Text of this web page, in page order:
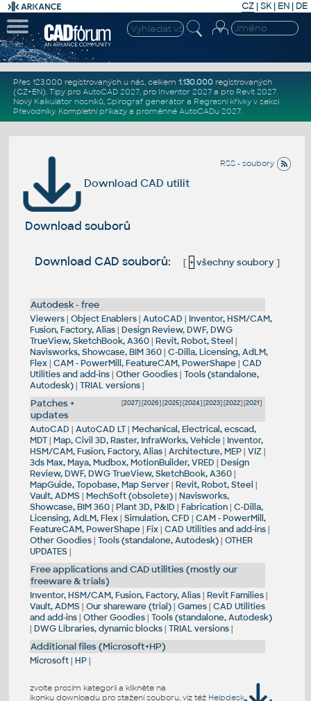
CZ | SK| EN | DE
Přes 123.000 registrovaných u nás, celkem 1.130.000registrovaných
(CZ+EN). Tipy pro AutoCAD 2027, pro Inventor 2027a pro Revit 2027.
Nový Kalkulátor nosníků, Spirograf generátor a Regresní křivkyv sekci
Převodníky. Kompletní příkazya proměnné AutoCADu 2027.
RSS - soubory
Download CAD utilit
Download souborů
Download CAD souborů: [ + všechny soubory]
Autodesk - free
Viewers| Object Enablers| AutoCAD | Inventor, HSM/CAM,
Fusion, Factory, Alias| Design Review, DWF, DWG
TrueView, SketchBook, A360| Revit, Robot, Steel |
Navisworks, Showcase, BIM 360| C-Dilla, Licensing, AdLM,
Flex| CAM - PowerMill, FeatureCAM, PowerShape| CAD
Utilities and add-ins| Other Goodies| Tools (standalone,
Autodesk)| TRIAL versions|
[2027] [2026] [2025] [2024] [2023] [2022] [2021]
Patches +
updates
AutoCAD | AutoCAD LT| Mechanical, Electrical, ecscad,
MDT| Map, Civil 3D, Raster, InfraWorks, Vehicle| Inventor,
HSM/CAM, Fusion, Factory, Alias| Architecture, MEP| VIZ|
3ds Max, Maya, Mudbox, MotionBuilder, VRED | Design
Review, DWF, DWG TrueView, SketchBook, A360|
MapGuide, Topobase, Map Server| Revit, Robot, Steel |
Vault, ADMS | MechSoft (obsolete)| Navisworks,
Showcase, BIM 360| Plant 3D, P&ID | Fabrication| C-Dilla,
Licensing, AdLM, Flex| Simulation, CFD | CAM - PowerMill,
FeatureCAM, PowerShape| Fix| CAD Utilities and add-ins|
Other Goodies| Tools (standalone, Autodesk)| OTHER
UPDATES |
Free applications and CAD utilities (mostly our
freeware & trials)
Inventor, HSM/CAM, Fusion, Factory, Alias| Revit Families|
Vault, ADMS | Our shareware (trial)| Games| CAD Utilities
and add-ins| Other Goodies| Tools (standalone, Autodesk)
| DWG Libraries, dynamic blocks| TRIAL versions|
Additional files (Microsoft+HP)
Microsoft| HP|
zvolte prosím kategorii a klikněte na
ikonku downloadu pro stažení souboru, viz též Helpdesk